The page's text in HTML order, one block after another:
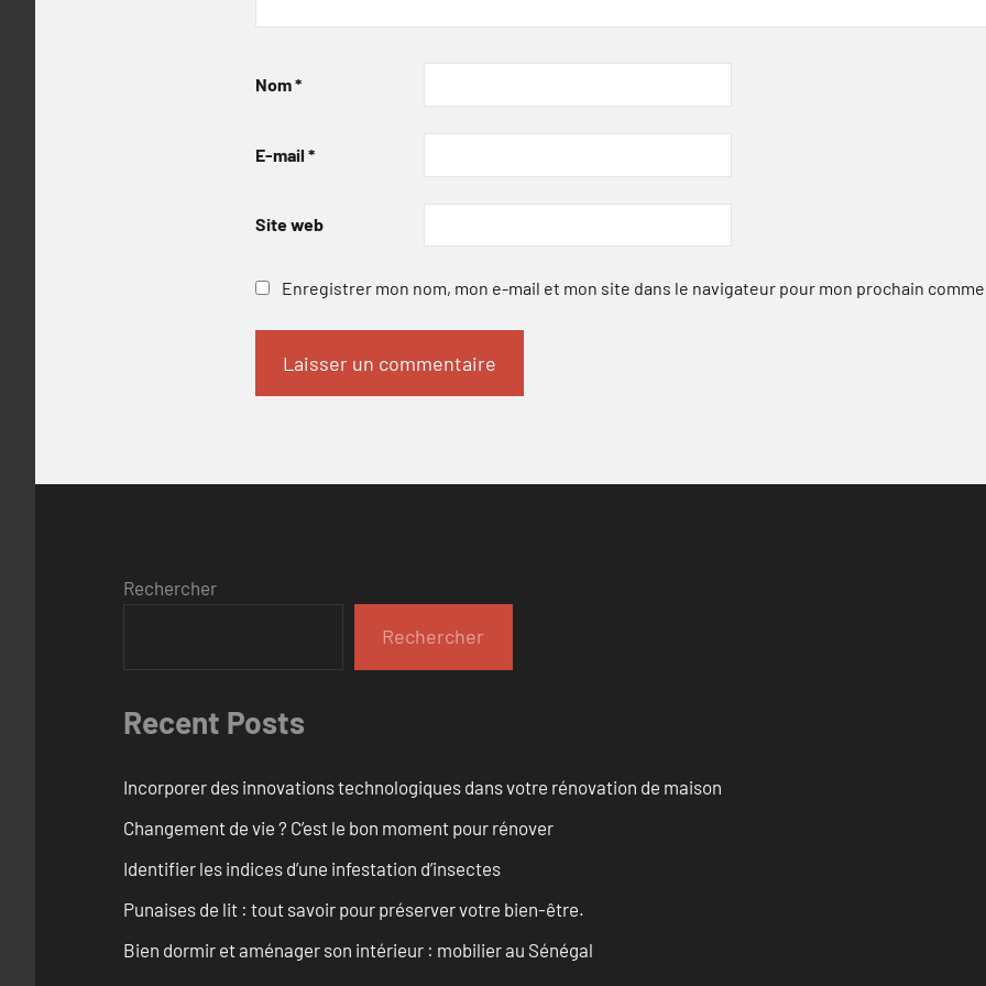
Nom*
E-mail *
Site web
Enregistrer mon nom, mon e-mail et mon site dans le navigateur pour mon prochain
Rechercher
Rechercher
Recent Posts
Incorporer des innovations technologiques dans votre rénovation de maison
Changement de vie ? C’est le bon moment pour rénover
Identifier les indices d’une infestation d’insectes
Punaises de lit : tout savoir pour préserver votre bien-être.
Bien dormir et aménager son intérieur : mobilier au Sénégal